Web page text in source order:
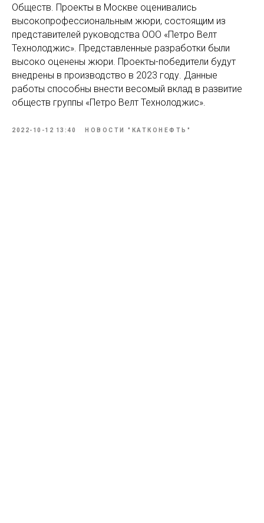
Обществ. Проекты в Москве оценивались
высокопрофессиональным жюри, состоящим из
представителей руководства ООО «Петро Велт
Технолоджис». Представленные разработки были
высоко оценены жюри. Проекты-победители будут
внедрены в производство в 2023 году. Данные
работы способны внести весомый вклад в развитие
обществ группы «Петро Велт Технолоджис».
2022-10-12 13:40 НОВОСТИ "КАТКОНЕФТЬ"